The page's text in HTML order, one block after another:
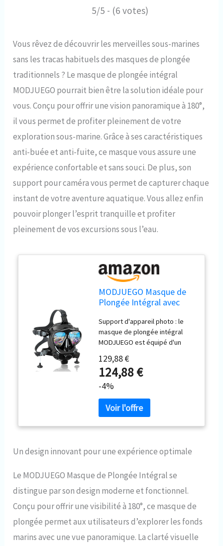
5/5 - (6 votes)
Vous rêvez de découvrir les merveilles sous-marines
sans les tracas habituels des masques de plongée
traditionnels ? Le masque de plongée intégral
MODJUEGO pourrait bien être la solution idéale pour
vous. Conçu pour offrir une vision panoramique à 180°,
il vous permet de profiter pleinement de votre
exploration sous-marine. Grâce à ses caractéristiques
anti-buée et anti-fuite, ce masque vous assure une
expérience confortable et sans souci. De plus, son
support pour caméra vous permet de capturer chaque
instant de votre aventure aquatique. Vous allez enfin
pouvoir plonger l’esprit tranquille et profiter
pleinement de vos excursions sous l’eau.
MODJUEGO Masque de
Plongée Intégral avec
Masque de Plongée
Réglable à 180° pour
Adultes, Anti-buée, Anti-
Fuite, Ensemble de
Dessus Sec
Support d'appareil photo : le
masque de plongée intégral
MODJUEGO est équipé d'un
Vous pouvez facilement fixer
votre appareil photo pour
capturer le moment incroyable
masque de plongée complet
peut être utilisé avec les tankis
SMACO S400/S400 Plus/S400
plongée ou l'exploration
d'épaves et de grottes
facile : harnais de tête réglable
à 5 points, nous pouvons
fonction des contours de notre
visage. En même temps, la
peut nous aider à enlever le
129,88 €
124,88 €
-4%
Un design innovant pour une expérience optimale
Le MODJUEGO Masque de Plongée Intégral se
distingue par son design moderne et fonctionnel.
Conçu pour offrir une visibilité à 180°, ce masque de
plongée permet aux utilisateurs d’explorer les fonds
marins avec une vue panoramique. La clarté visuelle